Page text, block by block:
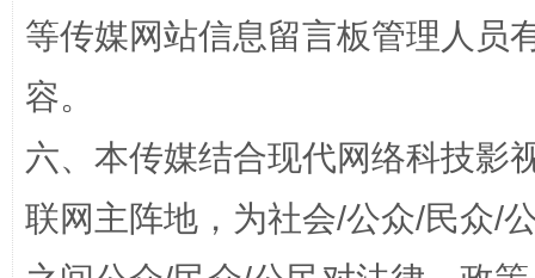
等传媒网站信息留言板管理人员
容。
六、本传媒结合现代网络科技影
联网主阵地，为社会/公众/民众/